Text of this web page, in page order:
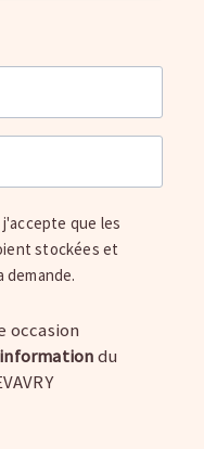
que les
stockées et
demande.
occasion
du